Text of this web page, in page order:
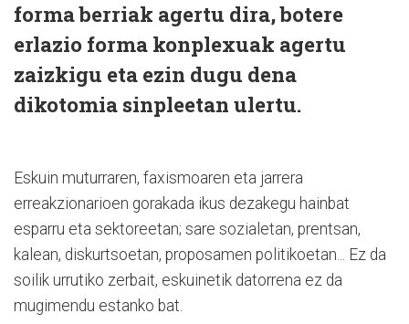
forma berriak agertu dira, botere
erlazio forma konplexuak agertu
zaizkigu eta ezin dugu dena
dikotomia sinpleetan ulertu.
Eskuin muturraren, faxismoaren eta jarrera
erreakzionarioen gorakada ikus dezakegu hainbat
esparru eta sektoreetan; sare sozialetan, prentsan,
kalean, diskurtsoetan, proposamen politikoetan... Ez da
soilik urrutiko zerbait, eskuinetik datorrena ez da
mugimendu estanko bat.